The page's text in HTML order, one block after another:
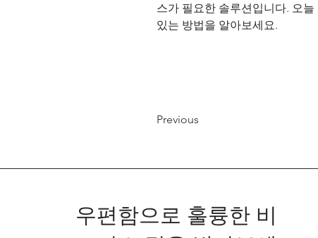
스가 필요한 솔루션입니다. 오
있는 방법을 알아보세요.
Previous
우편함으로 훌륭한 비